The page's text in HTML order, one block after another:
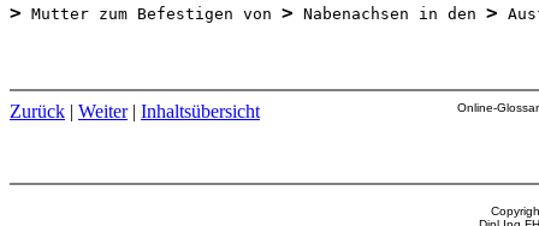
> Mutter zum Befestigen von > Nabenachsen in den >
Zurück | Weiter| Inhaltsübersicht Online-